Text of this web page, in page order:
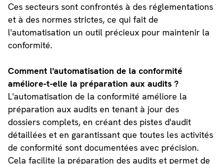
Ces secteurs sont confrontés à des réglementations
et à des normes strictes, ce qui fait de
l'automatisation un outil précieux pour maintenir la
conformité.
Comment l'automatisation de la conformité
améliore-t-elle la préparation aux audits ?
L'automatisation de la conformité améliore la
préparation aux audits en tenant à jour des
dossiers complets, en créant des pistes d'audit
détaillées et en garantissant que toutes les activités
de conformité sont documentées avec précision.
Cela facilite la préparation des audits et permet de